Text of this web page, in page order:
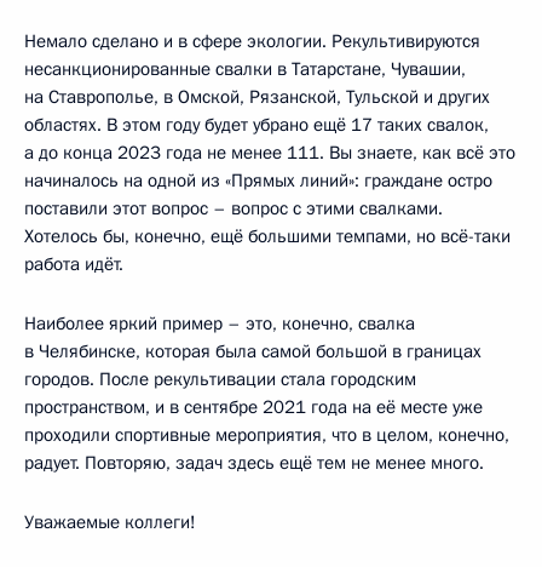
Немало сделано и в сфере экологии. Рекультивируются
несанкционированные свалки в Татарстане, Чувашии,
на Ставрополье, в Омской, Рязанской, Тульской и других
областях. В этом году будет убрано ещё 17 таких свалок,
а до конца 2023 года не менее 111. Вы знаете, как всё это
начиналось на одной из «Прямых линий»: граждане остро
поставили этот вопрос – вопрос с этими свалками.
Хотелось бы, конечно, ещё большими темпами, но всё-таки
работа идёт.
Наиболее яркий пример – это, конечно, свалка
в Челябинске, которая была самой большой в границах
городов. После рекультивации стала городским
пространством, и в сентябре 2021 года на её месте уже
проходили спортивные мероприятия, что в целом, конечно,
радует. Повторяю, задач здесь ещё тем не менее много.
Уважаемые коллеги!